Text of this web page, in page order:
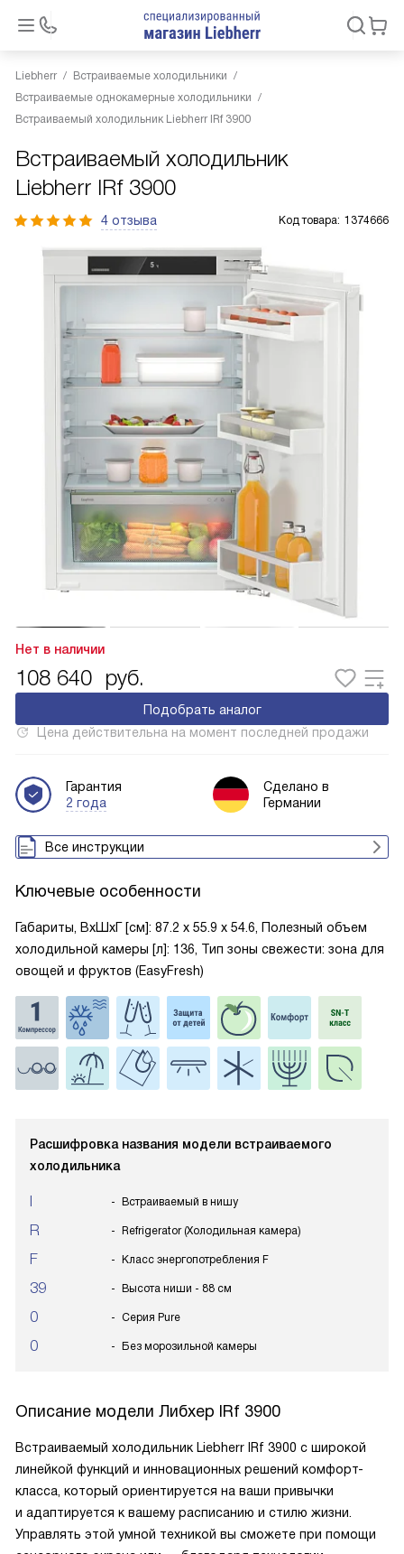
Liebherr
Встраиваемые холодильники
Встраиваемые однокамерные холодильники
Встраиваемый холодильник Liebherr IRf 3900
Встраиваемый холодильник
Liebherr IRf 3900
4 отзыва Код товара: 1374666
Нет в наличии
108 640 руб.
Подобрать аналог
Цена действительна на момент последней продажи
Гарантия
2 года
Сделано в
Германии
Все инструкции
Ключевые особенности
Габариты, ВxШxГ [см]: 87.2 х 55.9 х 54.6, Полезный объем
холодильной камеры [л]: 136, Тип зоны свежести: зона для
овощей и фруктов (EasyFresh)
Расшифровка названия модели встраиваемого
холодильника
I Встраиваемый в нишу
R Refrigerator (Холодильная камера)
F Класс энергопотребления F
39 Высота ниши - 88 см
0 Серия Pure
0 Без морозильной камеры
Описание модели Либхер IRf 3900
Встраиваемый холодильник Liebherr IRf 3900 с широкой
линейкой функций и инновационных решений комфорт-
класса, который ориентируется на ваши привычки
и адаптируется к вашему расписанию и стилю жизни.
Управлять этой умной техникой вы сможете при помощи